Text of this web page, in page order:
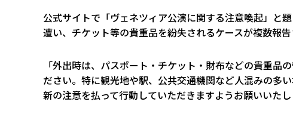
公式サイトで「ヴェネツィア公演に関する注意喚起」と
遭い、チケット等の貴重品を紛失されるケースが複数報告
「外出時は、パスポート・チケット・財布などの貴重品
ださい。特に観光地や駅、公共交通機関など人混みの多
新の注意を払って行動していただきますようお願いいたし